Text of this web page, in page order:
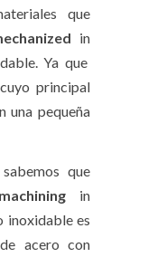
que
in
Ya que
principal
una pequeña
sabemos que
machiningin
inoxidable es
acero con